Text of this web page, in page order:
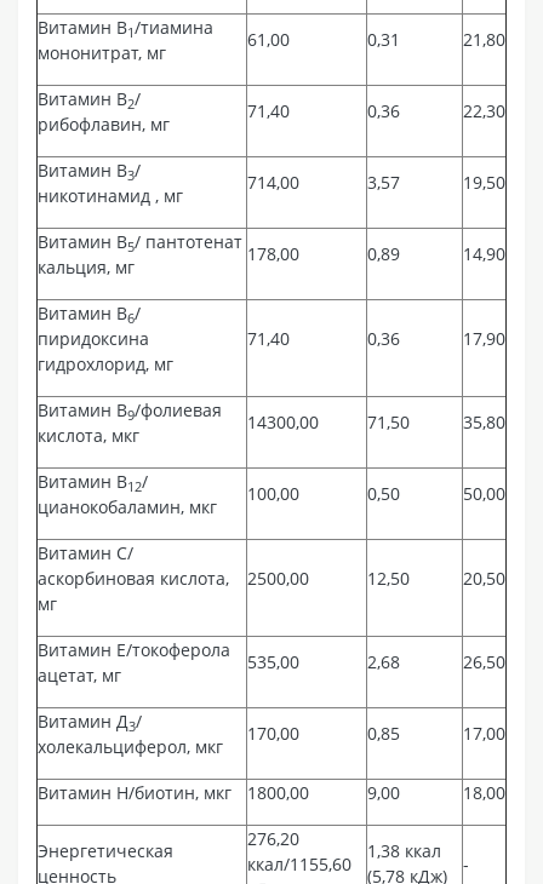
Витамин В1/тиамина
мононитрат, мг
61,00 0,31 21,80
Витамин В2/
рибофлавин, мг
71,40 0,36 22,30
Витамин В3/
никотинамид , мг
714,00 3,57 19,50
Витамин В5/ пантотенат
кальция, мг
178,00 0,89 14,90
Витамин В6/
пиридоксина
гидрохлорид, мг
71,40 0,36 17,90
Витамин В9/фолиевая
кислота, мкг
14300,00 71,50 35,80
Витамин В12/
цианокобаламин, мкг
100,00 0,50 50,00
Витамин С/
аскорбиновая кислота,
мг
2500,00 12,50 20,50
Витамин Е/токоферола
ацетат, мг
535,00 2,68 26,50
Витамин Д3/
холекальциферол, мкг
170,00 0,85 17,00
Витамин Н/биотин, мкг 1800,00 9,00 18,00
Энергетическая
ценность
276,20
ккал/1155,60
1,38 ккал
(5,78 кДж)
-